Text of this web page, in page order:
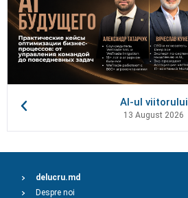
AI-ul viitorului
13 August 2026
delucru.md
Despre noi